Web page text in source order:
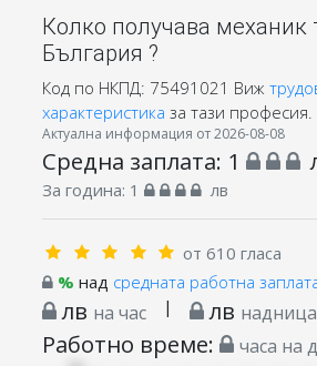
Колко получава
България ?
Код по НКПД: 75491021 Виж
характеристика за тази професия.
Актуална информация от 2026-08-08
Средна заплата: 1
За година: 1 лв
от 610 гласа
% над средната работна
лв на час | лв надница
Работно време: часа на